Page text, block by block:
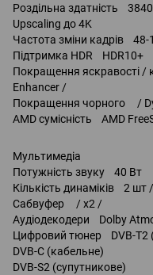
Роздільна здатність
Upscaling до 4K
Частота зміни кадрів
Підтримка HDR HDR10+
Покращення яскравості /
Enhancer /
Покращення чорного /
AMD сумісність AMD
Мультимедіа
Потужність звуку 40 Вт
Кількість динаміків 2 шт
Сабвуфер / x2 /
Аудіодекодери Dolby
Цифровий тюнер DVB-T2
DVB-C (кабельне)
DVB-S2 (супутникове)